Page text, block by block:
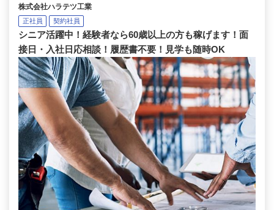
株式会社ハラテツ工業
正社員 契約社員
シニア活躍中！経験者なら60歳以上の方も稼げます！面
接日・入社日応相談！履歴書不要！見学も随時OK